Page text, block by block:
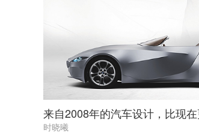
来自2008年的汽车设计，比现
时晓曦